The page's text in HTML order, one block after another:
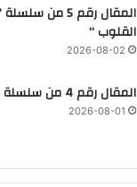
المقال رقم 5
القلوب “
2026-08-02
المقال رقم 4 من سلسلة عيادة القلوب
2026-08-01